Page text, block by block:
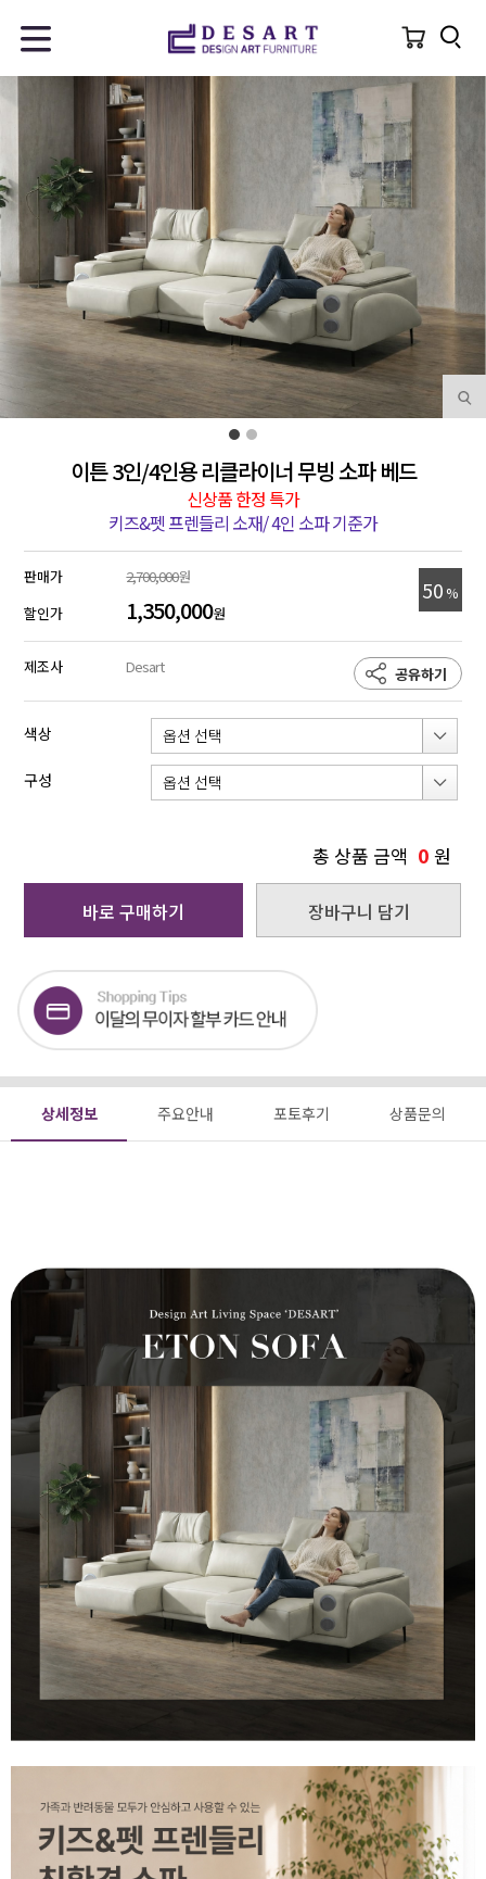
이튼 3인/4인용 리클라이너 무빙 소파 베드
신상품 한정 특가
키즈&펫 프렌들리 소재/ 4인 소파 기준가
50 %
판매가 2,700,000원
할인가
1,350,000원
공유하기
제조사 Desart
색상
구성
총 상품 금액 0 원
바로 구매하기 장바구니 담기
상세정보 주요안내 포토후기 상품문의